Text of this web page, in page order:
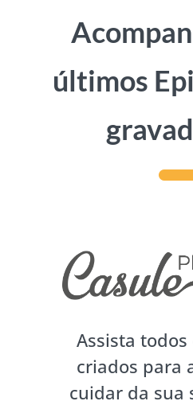
últimos
Assista todos
criados para
cuidar da sua